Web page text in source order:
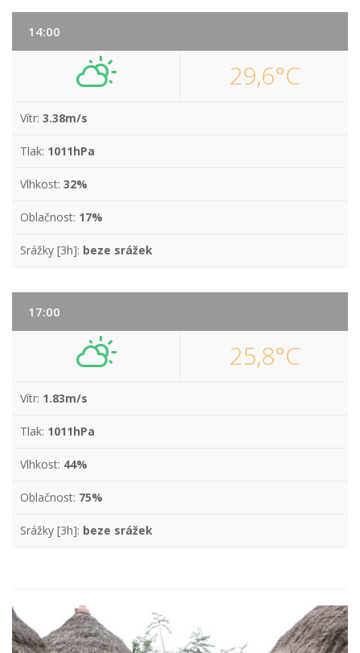
14:00
29,6°C
Vítr: 3.38m/s
Tlak: 1011hPa
Vlhkost: 32%
Oblačnost: 17%
Srážky [3h]: beze srážek
17:00
25,8°C
Vítr: 1.83m/s
Tlak: 1011hPa
Vlhkost: 44%
Oblačnost: 75%
Srážky [3h]: beze srážek